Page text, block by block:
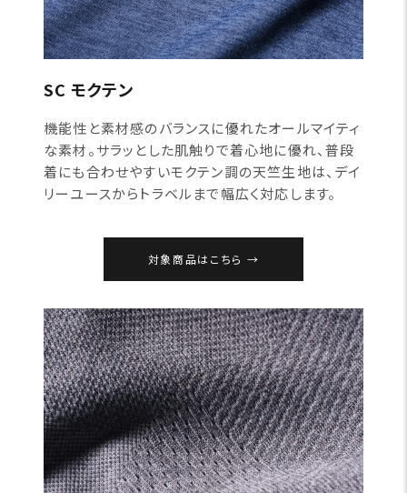
SC モクテン
機能性と素材感のバランスに優れたオールマイティ
な素材。サラッとした肌触りで着心地に優れ、普段
着にも合わせやすいモクテン調の天竺生地は、デイ
リーユースからトラベルまで幅広く対応します。
対象商品はこちら